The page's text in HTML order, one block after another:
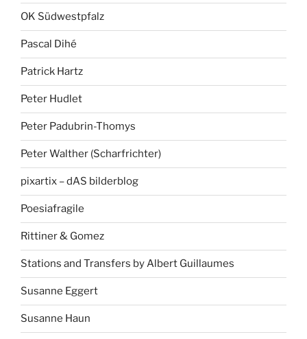
OK Südwestpfalz
Pascal Dihé
Patrick Hartz
Peter Hudlet
Peter Padubrin-Thomys
Peter Walther (Scharfrichter)
pixartix – dAS bilderblog
Poesiafragile
Rittiner & Gomez
Stations and Transfers by Albert Guillaumes
Susanne Eggert
Susanne Haun